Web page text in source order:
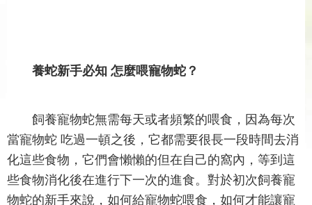
養蛇新手必知 怎麼喂寵物蛇？
飼養寵物蛇無需每天或者頻繁的喂食，因為每次
當寵物蛇 吃過一頓之後，它都需要很長一段時間去消
化這些食物，它們會懶懶的但在自己的窩內，等到這
些食物消化後在進行下一次的進食。對於初次飼養寵
物蛇的新手來說，如何給寵物蛇喂食，如何才能讓寵